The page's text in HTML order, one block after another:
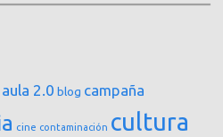
aula 2.0 blog campaña
cine contaminación cultura